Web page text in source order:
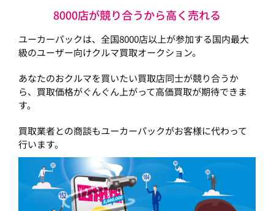
8000店が競り合うから高く売れる
ユーカーパックは、全国8000店以上が参加する国内最大
級のユーザー向けクルマ買取オークション。
あなたのおクルマを買いたい買取店同士が競り合うか
ら、買取価格がぐんぐん上がって高価買取が期待できま
す。
買取業者との商談もユーカーパックがお客様に代わって
行います。